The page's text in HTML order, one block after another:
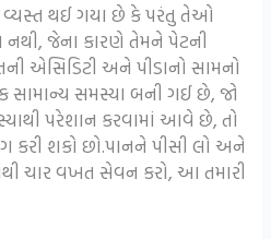
વ્યસ્ત થઈ ગયા છે કે પરંતુ તેઓ
નથી, જેના કારણે તેમને પેટની
એસિડિટી અને પીડાનો સામનો
સમસ્યા બની ગઈ છે, જો
પરેશાન કરવામાં આવે છે, તો
કરી શકો છો.પાનને પીસી લો અને
ચાર વખત સેવન કરો, આ તમારી